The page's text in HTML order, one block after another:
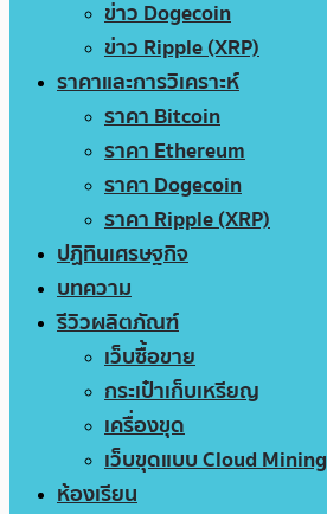
ข่าว Dogecoin
ข่าว Ripple (XRP)
ราคาและการวิเคราะห์
ราคา Bitcoin
ราคา Ethereum
ราคา Dogecoin
ราคา Ripple (XRP)
ปฏิทินเศรษฐกิจ
บทความ
รีวิวผลิตภัณฑ์
เว็บซื้อขาย
กระเป๋าเก็บเหรียญ
เครื่องขุด
เว็บขุดแบบ Cloud Mining
ห้องเรียน